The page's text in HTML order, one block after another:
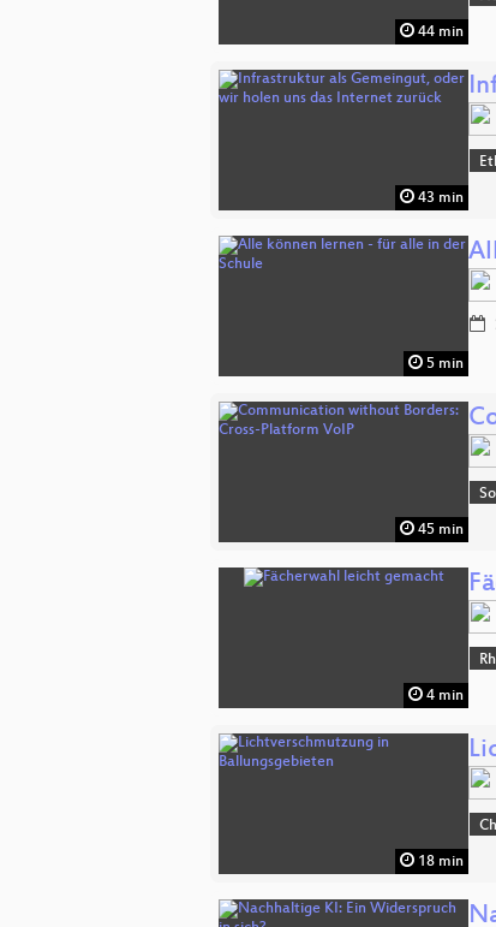
44 min
43 min
5 min
45 min
4 min
18 min